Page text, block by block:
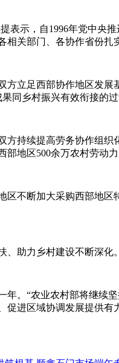
表示，自1996年党中央
相关部门、各协作省份
方立足西部协作地区发
同乡村振兴有效衔接的
方持续提高劳务协作组
地区500余万农村劳动
区不断加大采购西部地
、助力乡村建设不断深化。
年。“农业农村部将继续
进区域协调发展提供有